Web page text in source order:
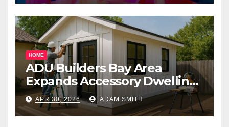
HOME
ADU Builders Bay Area
Expands Accessory Dwelling
Unit Solutions for
Homeowners Across
California
APR 30, 2026 ADAM SMITH